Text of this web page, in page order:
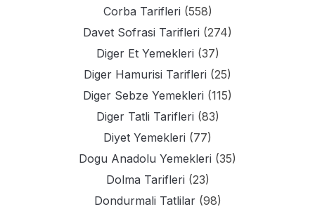
Corba Tarifleri (558)
Davet Sofrasi Tarifleri (274)
Diger Et Yemekleri (37)
Diger Hamurisi Tarifleri (25)
Diger Sebze Yemekleri (115)
Diger Tatli Tarifleri (83)
Diyet Yemekleri (77)
Dogu Anadolu Yemekleri (35)
Dolma Tarifleri (23)
Dondurmali Tatlilar(98)